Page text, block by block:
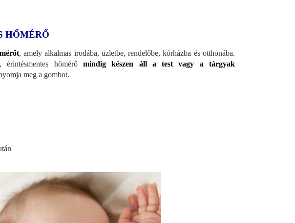
HŐMÉRŐ
, amely alkalmas irodába, üzletbe, rendelőbe, kórházba és otthonába.
hőmérő mindig készen áll a test vagy a tárgyak
meg a gombot.